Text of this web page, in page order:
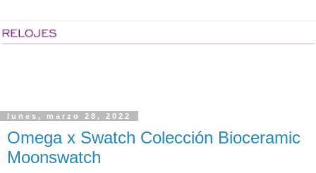
lunes, marzo 28, 2022
Omega x Swatch Colección Bioceramic
Moonswatch